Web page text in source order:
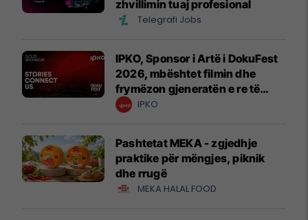
zhvillimin tuaj profesional
Telegrafi Jobs
IPKO, Sponsor i Artë i DokuFest
2026, mbështet filmin dhe
frymëzon gjeneratën e re të
krijuesve
IPKO
Pashtetat MEKA - zgjedhje
praktike për mëngjes, piknik
dhe rrugë
MEKA HALAL FOOD